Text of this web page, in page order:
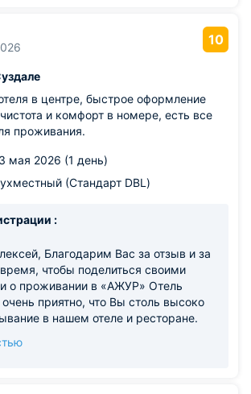
10
в центре, быстрое оформление
и комфорт в номере, есть все
проживания.
мая 2026 (1 день)
(Стандарт DBL)
:
Благодарим Вас за отзыв и за
чтобы поделиться своими
о проживании в «АЖУР» Отель
приятно, что Вы столь высоко
в нашем отеле и ресторане.
службы приема и